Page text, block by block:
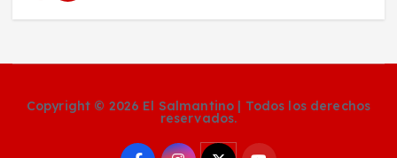
Copyright © 2026 El Salmantino | Todos los derechos
reservados.